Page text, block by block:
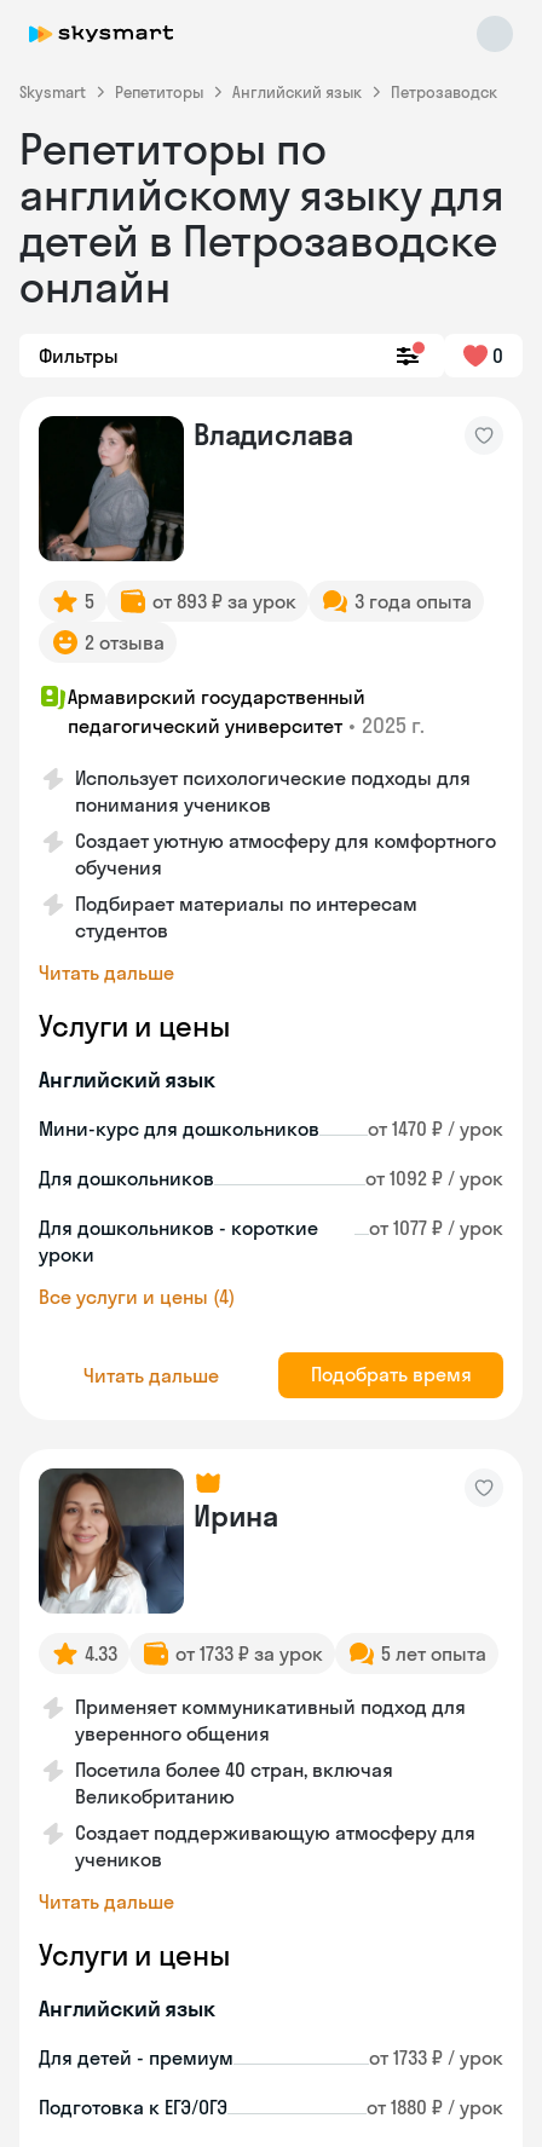
Skysmart Репетиторы Английский язык Петрозаводск
Репетиторы по
английскому языку для
детей в Петрозаводске
онлайн
Фильтры 0
Владислава
5 от 893 ₽ за урок
3 года опыта
2 отзыва
Армавирский государственный
педагогический университет • 2025 г.
Использует психологические подходы для
понимания учеников
Создает уютную атмосферу для комфортного
обучения
Подбирает материалы по интересам
студентов
Читать дальше
Услуги и цены
Английский язык
Мини-курс для дошкольников от 1470 ₽ / урок
Для дошкольников от 1092 ₽ / урок
Для дошкольников - короткие
уроки
от 1077 ₽ / урок
Все услуги и цены (4)
Читать дальше Подобрать время
Ирина
4.33 от 1733 ₽ за урок 5 лет опыта
Применяет коммуникативный подход для
уверенного общения
Посетила более 40 стран, включая
Великобританию
Создает поддерживающую атмосферу для
учеников
Читать дальше
Услуги и цены
Английский язык
Для детей - премиум от 1733 ₽ / урок
Подготовка к ЕГЭ/ОГЭ от 1880 ₽ / урок